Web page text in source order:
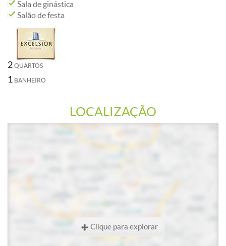
Sala de ginástica
Salão de festa
2 QUARTOS
1 BANHEIRO
LOCALIZAÇÃO
Clique para explorar